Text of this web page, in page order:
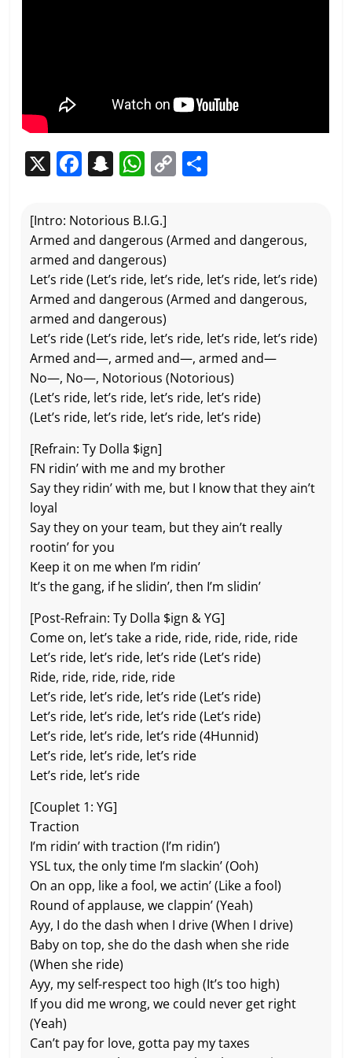
X F
c
e
b
o
o
k
S
a
p
c
h
at
W
at
s
A
p
p
C
y
n
k
g
[Intro: Notorious B.I.G.]
Armed and dangerous (Armed and dangerous,
armed and dangerous)
Let’s ride (Let’s ride, let’s ride, let’s ride, let’s ride)
Armed and dangerous (Armed and dangerous,
armed and dangerous)
Let’s ride (Let’s ride, let’s ride, let’s ride, let’s ride)
Armed and—, armed and—, armed and—
No—, No—, Notorious (Notorious)
(Let’s ride, let’s ride, let’s ride, let’s ridе)
(Let’s ride, let’s ridе, let’s ride, let’s ride)
[Refrain: Ty Dolla $ign]
FN ridin’ with me and my brother
Say they ridin’ with me, but I know that they ain’t
loyal
Say they on your team, but they ain’t really
rootin’ for you
Keep it on me when I’m ridin’
It’s the gang, if he slidin’, then I’m slidin’
[Post-Refrain: Ty Dolla $ign & YG]
Come on, let’s take a ride, ride, ride, ride, ride
Let’s ride, let’s ride, let’s ride (Let’s ride)
Ride, ride, ride, ride, ride
Let’s ride, let’s ride, let’s ride (Let’s ride)
Let’s ride, let’s ride, let’s ride (Let’s ride)
Let’s ride, let’s ride, let’s ride (4Hunnid)
Let’s ride, let’s ride, let’s ride
Let’s ride, let’s ride
[Couplet 1: YG]
Traction
I’m ridin’ with traction (I’m ridin’)
YSL tux, the only time I’m slackin’ (Ooh)
On an opp, like a fool, we actin’ (Like a fool)
Round of applause, we clappin’ (Yeah)
Ayy, I do the dash when I drive (When I drive)
Baby on top, she do the dash when she ride
(When she ride)
Ayy, my self-respect too high (It’s too high)
If you did me wrong, we could never get right
(Yeah)
Can’t pay for love, gotta pay my taxes